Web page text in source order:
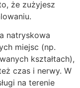
że zużyjesz
natryskowa
miejsc (np.
kształtach),
czas i nerwy. W
na terenie